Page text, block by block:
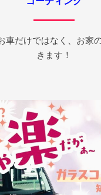
車だけではなく、お家
きます！